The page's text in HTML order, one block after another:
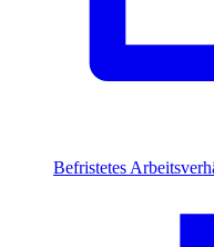
Befristetes